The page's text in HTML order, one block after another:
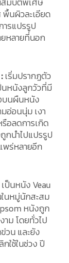
นผิวละเอียด
รแปรรูป
ยหลายที่นอก
เริ่มปรากฏตัว
นหนังลูกวัวที่มี
บนผืนหนัง
อ่อนนุ่ม เงา
อลดการเกิด
กนำไปแปรรูป
ร่หลายอีก
เป็นหนัง Veau
นหมู่นักสะสม
หนังถูก
ม โดยทั่วไป
วน และยัง
ใช้ในช่วง ปี